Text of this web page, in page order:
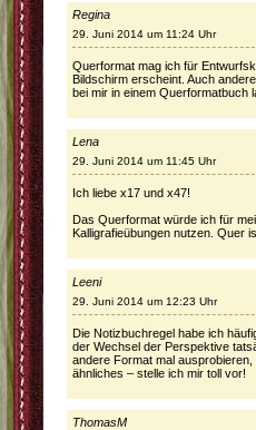
Regina
29. Juni 2014 um 11:24 Uhr
Querformat mag ich für
Bildschirm erscheint. Auch
bei mir in einem Querformatbuch
Lena
29. Juni 2014 um 11:45 Uhr
Ich liebe x17 und x47!
Das Querformat würde ich für
Kalligrafieübungen nutzen. Quer
Leeni
29. Juni 2014 um 12:23 Uhr
Die Notizbuchregel habe ich
der Wechsel der Perspektive
andere Format mal
ähnliches – stelle ich mir toll vor!
ThomasM